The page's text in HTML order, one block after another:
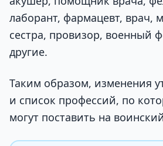
лаборант, фармацевт, врач,
сестра, провизор, военный
другие.
Таким образом, изменения
и список профессий, по
могут поставить на